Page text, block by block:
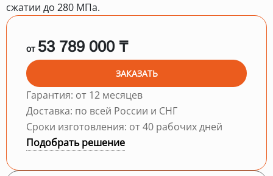
сжатии до 280 МПа.
от 53 789 000 ₸
ЗАКАЗАТЬ
Гарантия: от 12 месяцев
Доставка: по всей России и СНГ
Сроки изготовления: от 40 рабочих дней
Подобрать решение